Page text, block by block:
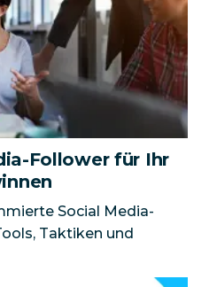
Follower für Ihr
Social Media-
Taktiken und